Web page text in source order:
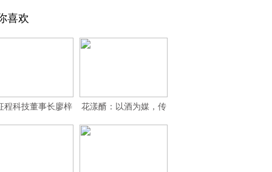
喜欢
程科技董事长廖梓
赴厦门参加20
花漾醑：以酒为媒，传
承与创新的覆盆子